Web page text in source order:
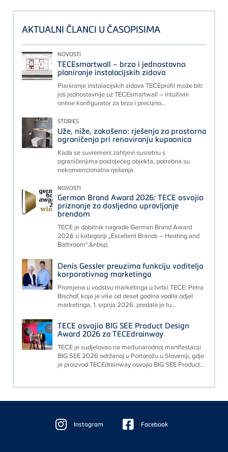
AKTUALNI ČLANCI U ČASOPISIMA
NOVOSTI
TECEsmartwall – brzo i jednostavno
planiranje instalacijskih zidova
Planiranje instalacijskih zidova TECEprofil može biti
još jednostavnije uz TECEsmartwall – intuitivni
online konfigurator za brzo i precizno...
STORIES
Uže, niže, zakošeno: rješenja za prostorna
ograničenja pri renoviranju kupaonica
Kada se suvremeni zahtjevi susretnu s
ograničenjima postojećeg objekta, potrebna su
nekonvencionalna rješenja.
NOVOSTI
German Brand Award 2026: TECE osvojio
priznanje za dosljedno upravljanje
brendom
TECE je dobitnik nagrade German Brand Award
2026 u kategoriji „Excellent Brands – Heating and
Bathroom“.&nbsp;
Denis Gessler preuzima funkciju voditelja
korporativnog marketinga
Promjena u vodstvu marketinga u tvrtki TECE: Petra
Bischof, koja je više od deset godina vodila odjel
marketinga, 1. srpnja 2026. predala je tu...
TECE osvojio BIG SEE Product Design
Award 2026 za TECEdrainway
TECE je sudjelovao na međunarodnoj manifestaciji
BIG SEE 2026 održanoj u Portorožu u Sloveniji, gdje
je proizvod TECEdrainway osvojio BIG SEE Product...
Instagram Facebook